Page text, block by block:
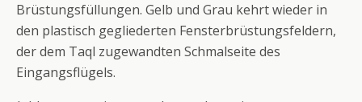
Brüstungsfüllungen. Gelb und Grau kehrt wieder in
den plastisch gegliederten Fensterbrüstungsfeldern,
der dem Taql zugewandten Schmalseite des
Eingangsflügels.